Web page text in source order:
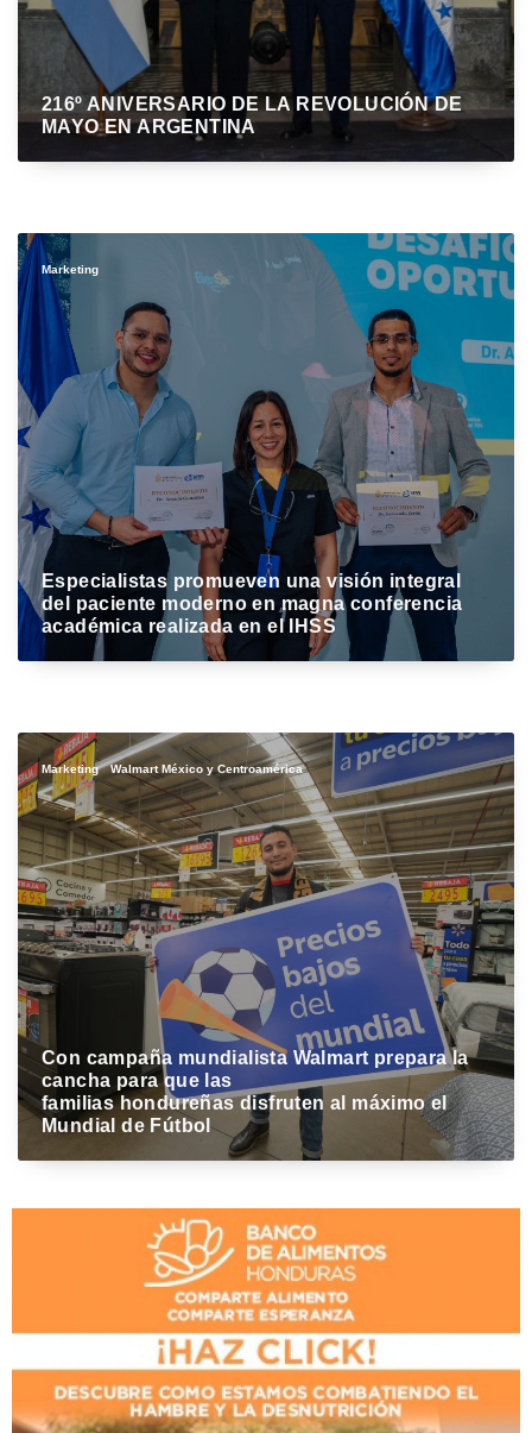
216º ANIVERSARIO DE LA REVOLUCIÓN DE
MAYO EN ARGENTINA
Marketing
Especialistas promueven una visión integral
del paciente moderno en magna conferencia
académica realizada en el IHSS
Marketing Walmart México y Centroamérica
Con campaña mundialista Walmart prepara la
cancha para que las
familias hondureñas disfruten al máximo el
Mundial de Fútbol
Marihela Sauceda